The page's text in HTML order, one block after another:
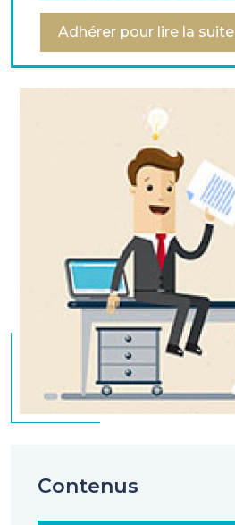
institutions financières.
Adhérer pour lire la suite
Contenus